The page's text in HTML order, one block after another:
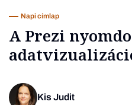
Üzlet
Napi címlap
A Prezi
Kis Judit